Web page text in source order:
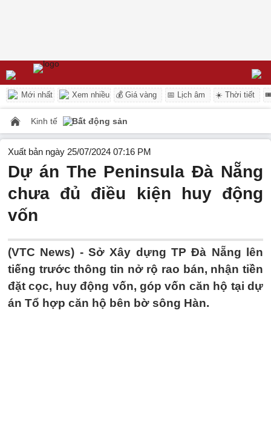
Mới nhất Xem nhiều 💰 Giá vàng 📅 Lịch âm ☀️ Thời tiết
Kinh tế Bất động sản
Xuất bản ngày 25/07/2024 07:16 PM
Dự án The Peninsula Đà Nẵng
chưa đủ điều kiện huy động
vốn
(VTC News) - Sở Xây dựng TP Đà Nẵng lên
tiếng trước thông tin nở rộ rao bán, nhận tiền
đặt cọc, huy động vốn, góp vốn căn hộ tại dự
án Tổ hợp căn hộ bên bờ sông Hàn.